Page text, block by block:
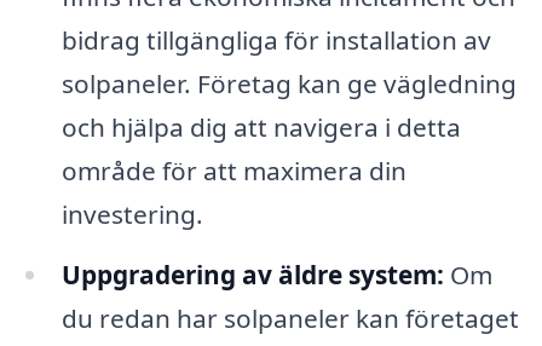
bidrag tillgängliga för installation av
solpaneler. Företag kan ge vägledning
och hjälpa dig att navigera i detta
område för att maximera din
investering.
Uppgradering av äldre system: Om
du redan har solpaneler kan företaget